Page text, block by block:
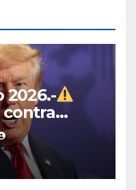
2026.-